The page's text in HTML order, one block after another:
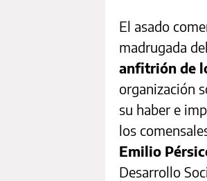
El asado
madrugada
anfitrión de
organización
su haber e
los
Emilio
Desarrollo